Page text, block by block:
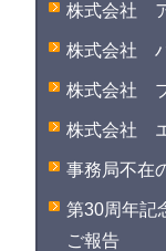
株式会社
株式会社
株式会社
株式会社
事務局不在
第30周年記
ご報告